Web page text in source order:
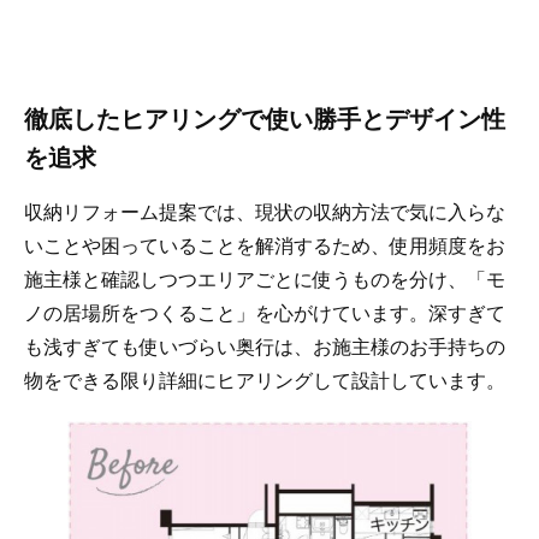
徹底したヒアリングで使い勝手とデザイン性
を追求
収納リフォーム提案では、現状の収納方法で気に入らな
いことや困っていることを解消するため、使用頻度をお
施主様と確認しつつエリアごとに使うものを分け、「モ
ノの居場所をつくること」を心がけています。深すぎて
も浅すぎても使いづらい奥行は、お施主様のお手持ちの
物をできる限り詳細にヒアリングして設計しています。